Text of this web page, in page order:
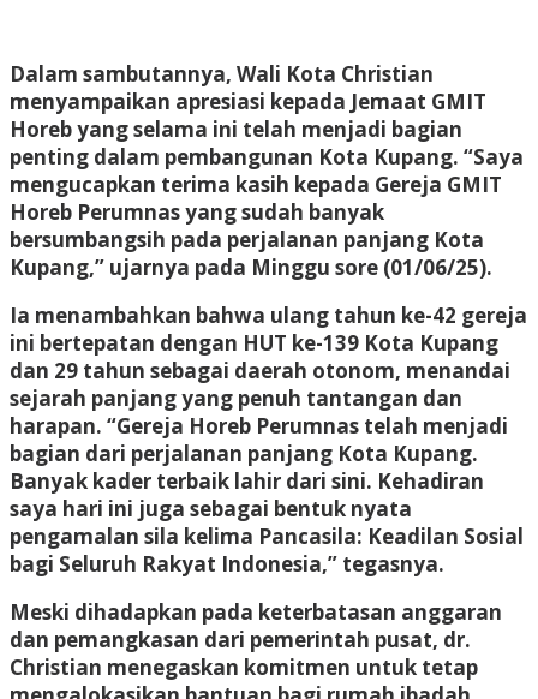
Dalam sambutannya, Wali Kota Christian
menyampaikan apresiasi kepada Jemaat GMIT
Horeb yang selama ini telah menjadi bagian
penting dalam pembangunan Kota Kupang. “Saya
mengucapkan terima kasih kepada Gereja GMIT
Horeb Perumnas yang sudah banyak
bersumbangsih pada perjalanan panjang Kota
Kupang,” ujarnya pada Minggu sore (01/06/25).
Ia menambahkan bahwa ulang tahun ke-42 gereja
ini bertepatan dengan HUT ke-139 Kota Kupang
dan 29 tahun sebagai daerah otonom, menandai
sejarah panjang yang penuh tantangan dan
harapan. “Gereja Horeb Perumnas telah menjadi
bagian dari perjalanan panjang Kota Kupang.
Banyak kader terbaik lahir dari sini. Kehadiran
saya hari ini juga sebagai bentuk nyata
pengamalan sila kelima Pancasila: Keadilan Sosial
bagi Seluruh Rakyat Indonesia,” tegasnya.
Meski dihadapkan pada keterbatasan anggaran
dan pemangkasan dari pemerintah pusat, dr.
Christian menegaskan komitmen untuk tetap